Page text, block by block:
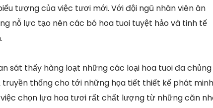
tượng của việc tươi mới. Với đội ngũ nhân viên ân
nỗ lực tạo nên các bó hoa tuoi tuyệt hảo và tinh tế
sát thấy hàng loạt những các loại hoa tuoi đa chủng
thống cho tới những họa tiết thiết kế phát minh
chọn lựa hoa tươi rất chất lượng từ những căn